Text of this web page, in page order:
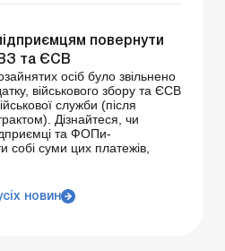
повернути
та ЄСВ
осіб було звільнено
військового збору та ЄСВ
служби (після
Дізнайтеся, чи
та ФОПи-
собі суми цих платежів,
новин